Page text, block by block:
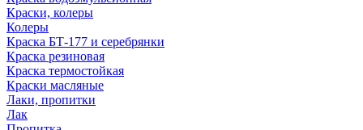
Краски, колеры
Колеры
Краска БТ-177 и серебрянки
Краска резиновая
Краска термостойкая
Краски масляные
Лаки, пропитки
Лак